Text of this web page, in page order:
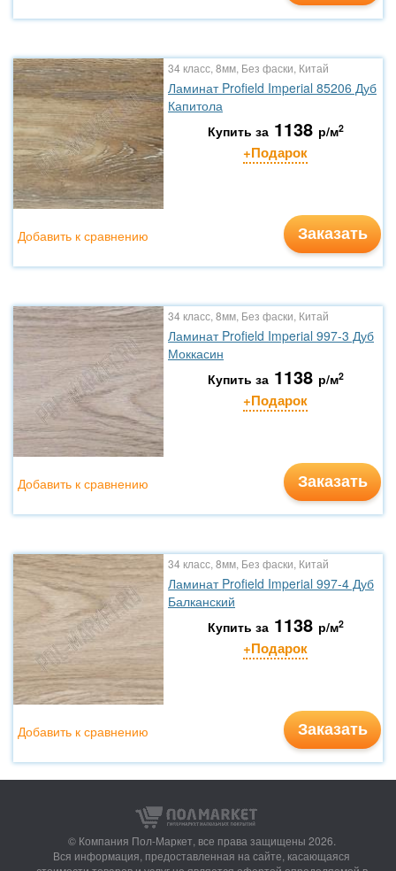
34 класс, 8мм, Без фаски, Китай
Ламинат Profield Imperial 85206 Дуб
Капитола
Купить за 1138 р/м2
+Подарок
Заказать
Добавить к сравнению
34 класс, 8мм, Без фаски, Китай
Ламинат Profield Imperial 997-3 Дуб
Моккасин
Купить за 1138 р/м2
+Подарок
Заказать
Добавить к сравнению
34 класс, 8мм, Без фаски, Китай
Ламинат Profield Imperial 997-4 Дуб
Балканский
Купить за 1138 р/м2
+Подарок
Заказать
Добавить к сравнению
© Компания Пол-Маркет, все права защищены 2026.
Вся информация, предоставленная на сайте, касающаяся